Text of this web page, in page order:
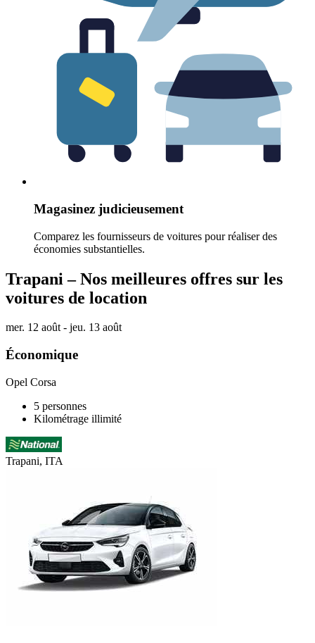
Magasinez judicieusement
Comparez les fournisseurs de voitures pour réaliser des
économies substantielles.
Trapani – Nos meilleures offres sur les
voitures de location
mer. 12 août - jeu. 13 août
Économique
Opel Corsa
5 personnes
Kilométrage illimité
Trapani, ITA